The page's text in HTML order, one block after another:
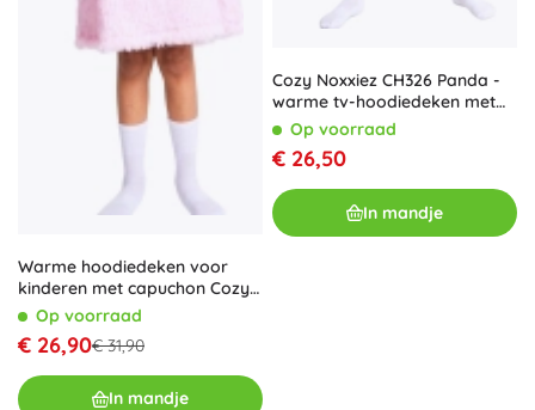
Warme hoodiedeken voor
kinderen met capuchon Cozy
Noxxiez – Eenhoorn (7–12 jaar)
Op voorraad
€ 26,90€ 31,90
In mandje
Cozy Noxxiez CH326 Panda -
warme tv-hoodiedeken met
capuchon voor kinderen 7 - 12
jaar
Op voorraad
€ 26,50
In mandje